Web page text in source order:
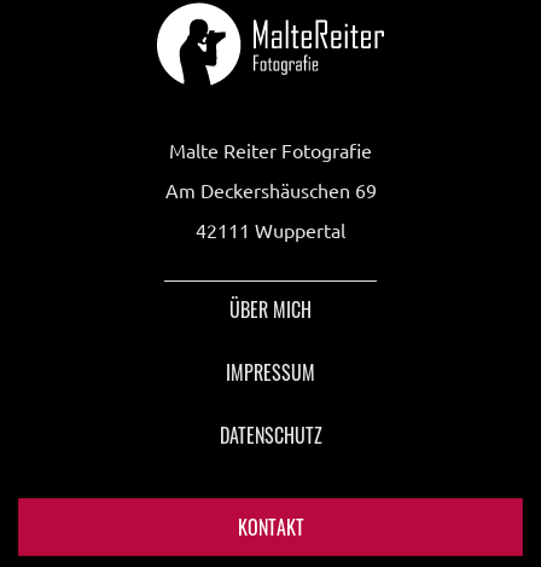
Malte Reiter Fotografie
Am Deckershäuschen 69
42111 Wuppertal
ÜBER MICH
IMPRESSUM
DATENSCHUTZ
KONTAKT